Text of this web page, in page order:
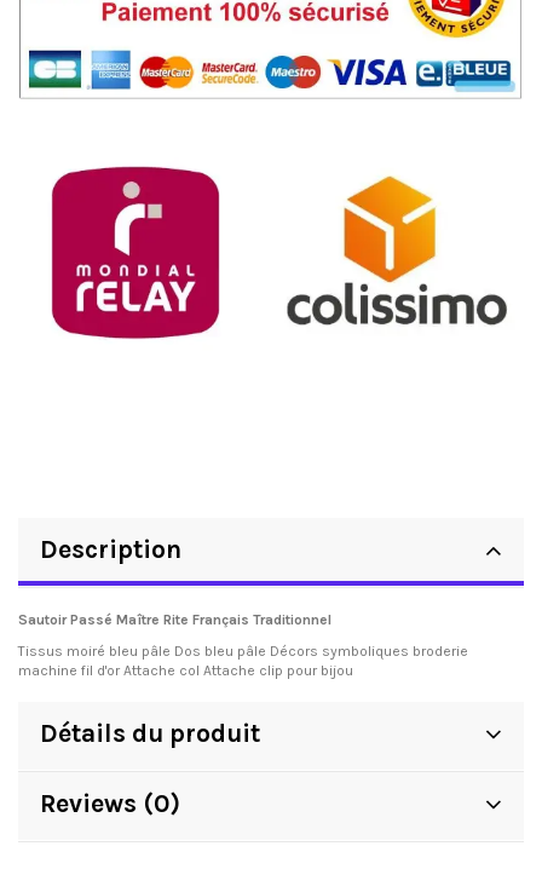
Description
Sautoir Passé Maître Rite Français Traditionnel
Tissus moiré bleu pâle Dos bleu pâle Décors symboliques broderie
machine fil d'or Attache col Attache clip pour bijou
Détails du produit
Reviews (0)